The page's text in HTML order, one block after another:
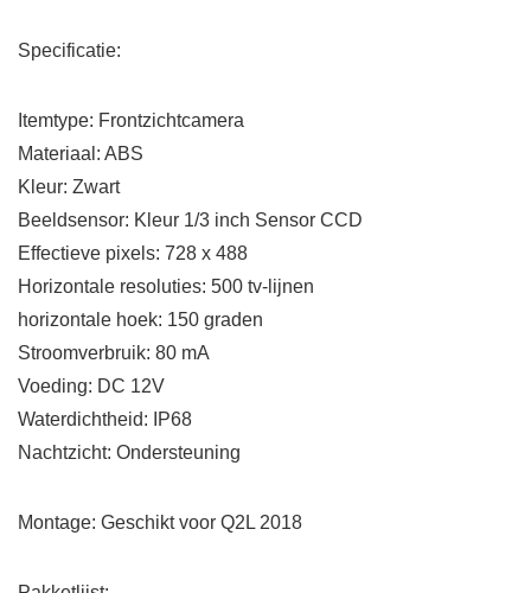
Specificatie:
Itemtype: Frontzichtcamera
Materiaal: ABS
Kleur: Zwart
Beeldsensor: Kleur 1/3 inch Sensor CCD
Effectieve pixels: 728 x 488
Horizontale resoluties: 500 tv-lijnen
horizontale hoek: 150 graden
Stroomverbruik: 80 mA
Voeding: DC 12V
Waterdichtheid: IP68
Nachtzicht: Ondersteuning
Montage: Geschikt voor Q2L 2018